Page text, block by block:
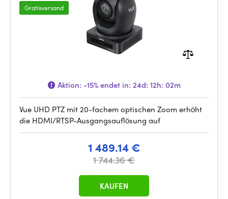
Gratisversand
Aktion: -15%endet in: 24d: 12h: 02m
Vue UHD PTZ mit 20-fachem optischen Zoom erhöht
die HDMI/RTSP-Ausgangsauflösung auf
1 489.14 €
1 744.36 €
KAUFEN